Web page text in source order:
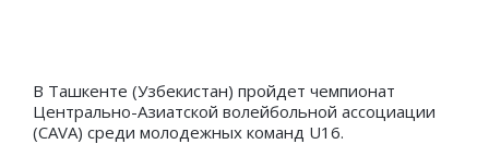
В Ташкенте (Узбекистан) пройдет чемпионат
Центрально-Азиатской волейбольной ассоциации
(CAVA) среди молодежных команд U16.